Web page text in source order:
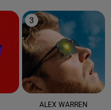
3
ALEX WARREN